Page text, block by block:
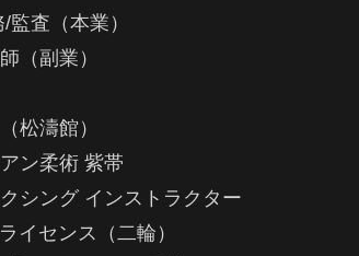
監査（本業）
（副業）
松濤館）
ン柔術 紫帯
シング インストラクター
イセンス（二輪）